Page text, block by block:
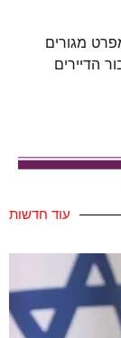
מגורים
הדיירים
עוד חדשות